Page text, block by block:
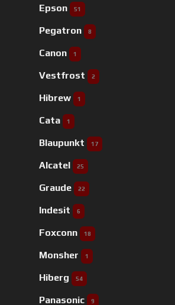
Epson 51
Pegatron 8
Canon 1
Vestfrost 2
Hibrew 1
Cata 1
Blaupunkt 17
Alcatel 25
Graude 22
Indesit 6
Foxconn 18
Monsher 1
Hiberg 54
Panasonic 9